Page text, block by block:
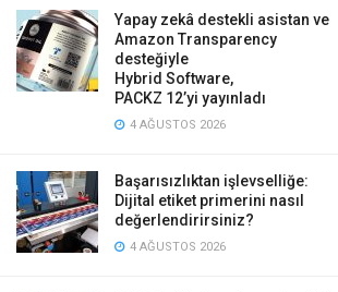
Yapay zekâ destekli asistan ve
Amazon Transparency
desteğiyle
Hybrid Software,
PACKZ 12’yi yayınladı
4 AĞUSTOS 2026
Başarısızlıktan işlevselliğe:
Dijital etiket primerini nasıl
değerlendirirsiniz?
4 AĞUSTOS 2026